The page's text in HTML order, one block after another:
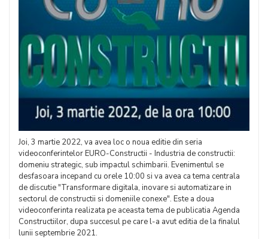
Joi, 3 martie 2022, va avea loc o noua editie din seria
videoconferintelor EURO-Constructii - Industria de constructii:
domeniu strategic, sub impactul schimbarii. Evenimentul se
desfasoara incepand cu orele 10:00 si va avea ca tema centrala
de discutie "Transformare digitala, inovare si automatizare in
sectorul de constructii si domeniile conexe". Este a doua
videoconferinta realizata pe aceasta tema de publicatia Agenda
Constructiilor, dupa succesul pe care l-a avut editia de la finalul
lunii septembrie 2021.